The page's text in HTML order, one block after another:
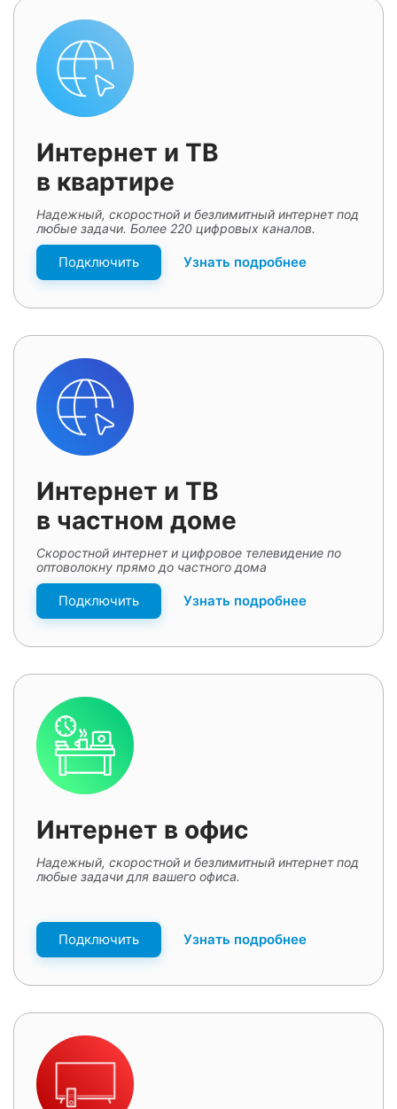
Интернет и ТВ
в квартире
Надежный, скоростной и безлимитный интернет под
любые задачи. Более 220 цифровых каналов.
Подключить Узнать подробнее
Интернет и ТВ
в частном доме
Скоростной интернет и цифровое телевидение по
оптоволокну прямо до частного дома
Подключить Узнать подробнее
Интернет в офис
Надежный, скоростной и безлимитный интернет под
любые задачи для вашего офиса.
Подключить Узнать подробнее